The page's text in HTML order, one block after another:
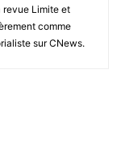
revue Limite et
comme
sur CNews.